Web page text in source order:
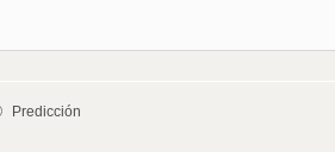
Predicción